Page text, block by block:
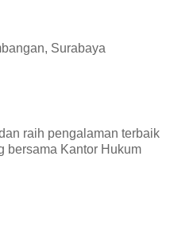
Surabaya
raih pengalaman terbaik
bersama Kantor Hukum